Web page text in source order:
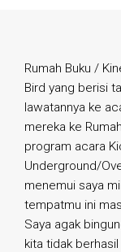
Rumah Buku /
Bird yang berisi
lawatannya ke
mereka ke
program acara
Underground/
menemui saya
tempatmu ini
Saya agak
kita tidak